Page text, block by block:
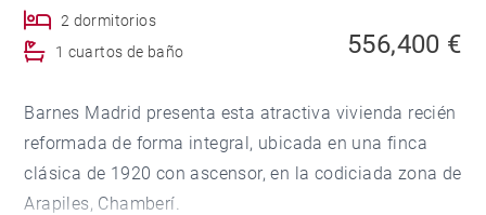
2 dormitorios
1 cuartos de baño
556,400 €
Barnes Madrid presenta esta atractiva vivienda recién
reformada de forma integral, ubicada en una finca
clásica de 1920 con ascensor, en la codiciada zona de
Arapiles, Chamberí.